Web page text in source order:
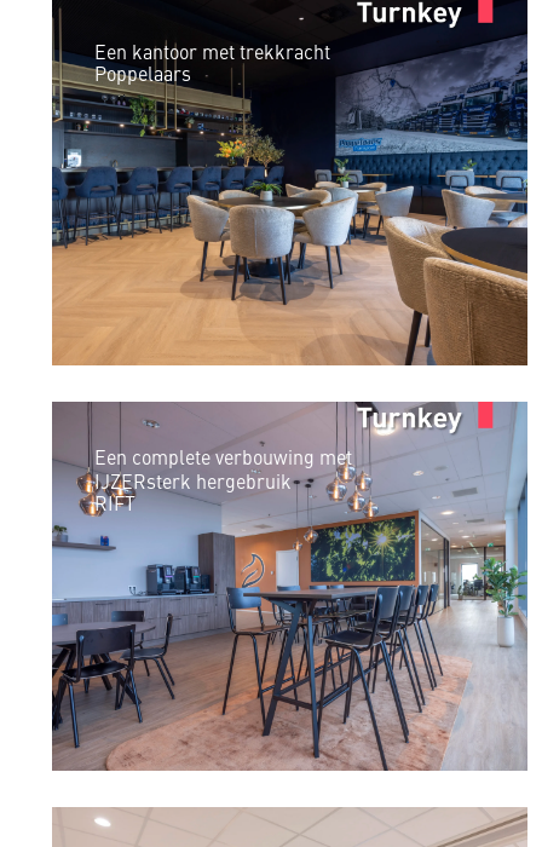
Een kantoor met trekkracht
Poppelaars
Een complete verbouwing met
IJZERsterk hergebruik
RIFT